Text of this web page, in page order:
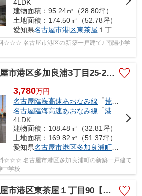
4LDK
建物面積：95.24㎡（28.80坪）
土地面積：174.50㎡（52.78坪）
愛知県名古屋市港区東茶屋 １丁目90
名古屋市港区の新築一戸建て♪ 南陽小学
多加良浦3丁目25-2【仲介手数料無料】新築一戸建て 1号棟
3,780万円
名古屋臨海高速あおなみ線 「荒子川公園
名古屋臨海高速あおなみ線 「港北
4LDK
建物面積：108.48㎡（32.81坪）
土地面積：169.82㎡（51.37坪）
愛知県名古屋市港区多加良浦町
名古屋市港区多加良浦町の新築一戸建て
中学校
区東茶屋１丁目90【仲介手数料無料】新築一戸建て